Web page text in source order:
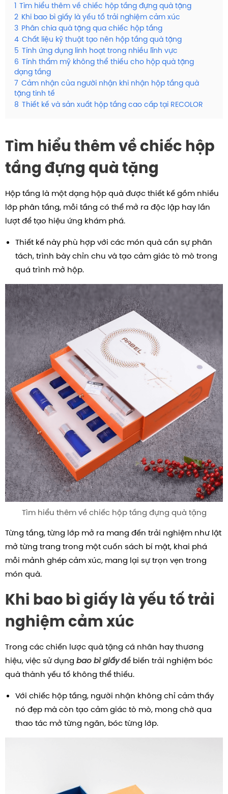
1 Tìm hiểu thêm về chiếc hộp tầng đựng quà tặng
2 Khi bao bì giấy là yếu tố trải nghiệm cảm xúc
3 Phân chia quà tặng qua chiếc hộp tầng
4 Chất liệu kỹ thuật tạo nên hộp tầng quà tặng
5 Tính ứng dụng linh hoạt trong nhiều lĩnh vực
6 Tính thẩm mỹ không thể thiếu cho hộp quà tặng
dạng tầng
7 Cảm nhận của người nhận khi nhận hộp tầng quà
tặng tinh tế
8 Thiết kế và sản xuất hộp tầng cao cấp tại RECOLOR
Tìm hiểu thêm về chiếc hộp
tầng đựng quà tặng
Hộp tầng là một dạng hộp quà được thiết kế gồm nhiều
lớp phân tầng, mỗi tầng có thể mở ra độc lập hay lần
lượt để tạo hiệu ứng khám phá.
Thiết kế này phù hợp với các món quà cần sự phân
tách, trình bày chỉn chu và tạo cảm giác tò mò trong
quá trình mở hộp.
Tìm hiểu thêm về chiếc hộp tầng đựng quà tặng
Từng tầng, từng lớp mở ra mang đến trải nghiệm như lật
mở từng trang trong một cuốn sách bí mật, khai phá
mỗi mảnh ghép cảm xúc, mang lại sự trọn vẹn trong
món quà.
Khi bao bì giấy là yếu tố trải
nghiệm cảm xúc
Trong các chiến lược quà tặng cá nhân hay thương
hiệu, việc sử dụng bao bì giấyđể biến trải nghiệm bóc
quà thành yếu tố không thể thiếu.
Với chiếc hộp tầng, người nhận không chỉ cảm thấy
nó đẹp mà còn tạo cảm giác tò mò, mong chờ qua
thao tác mở từng ngăn, bóc từng lớp.